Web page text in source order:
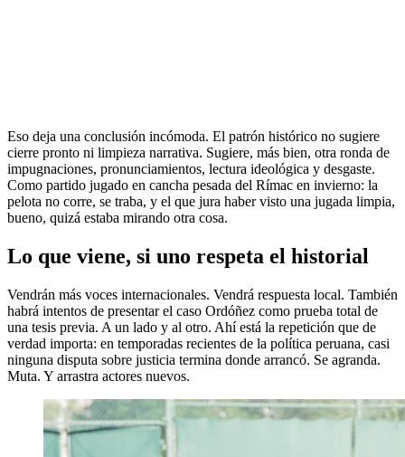
Eso deja una conclusión incómoda. El patrón histórico no sugiere
cierre pronto ni limpieza narrativa. Sugiere, más bien, otra ronda de
impugnaciones, pronunciamientos, lectura ideológica y desgaste.
Como partido jugado en cancha pesada del Rímac en invierno: la
pelota no corre, se traba, y el que jura haber visto una jugada limpia,
bueno, quizá estaba mirando otra cosa.
Lo que viene, si uno respeta el historial
Vendrán más voces internacionales. Vendrá respuesta local. También
habrá intentos de presentar el caso Ordóñez como prueba total de
una tesis previa. A un lado y al otro. Ahí está la repetición que de
verdad importa: en temporadas recientes de la política peruana, casi
ninguna disputa sobre justicia termina donde arrancó. Se agranda.
Muta. Y arrastra actores nuevos.